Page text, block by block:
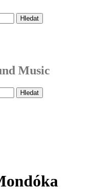
Music